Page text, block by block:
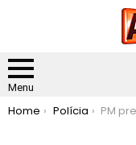
Menu
You are here:
Home Polícia PM prende autor por tráfico de drogas e